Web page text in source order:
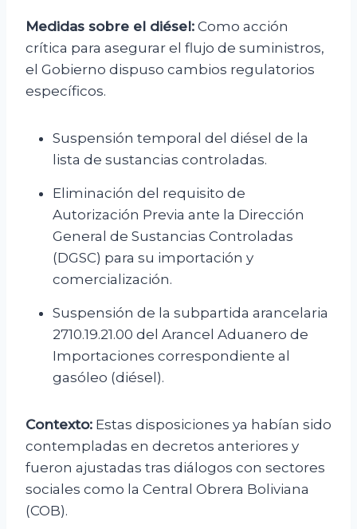
Medidas sobre el diésel: Como acción
crítica para asegurar el flujo de suministros,
el Gobierno dispuso cambios regulatorios
específicos.
Suspensión temporal del diésel de la
lista de sustancias controladas.
Eliminación del requisito de
Autorización Previa ante la Dirección
General de Sustancias Controladas
(DGSC) para su importación y
comercialización.
Suspensión de la subpartida arancelaria
2710.19.21.00 del Arancel Aduanero de
Importaciones correspondiente al
gasóleo (diésel).
Contexto: Estas disposiciones ya habían sido
contempladas en decretos anteriores y
fueron ajustadas tras diálogos con sectores
sociales como la Central Obrera Boliviana
(COB).